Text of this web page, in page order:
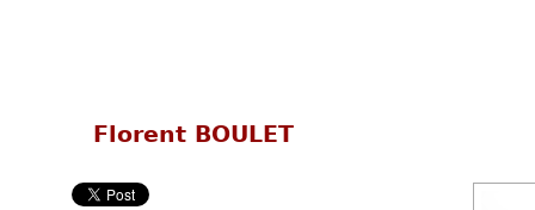
Florent BOULET